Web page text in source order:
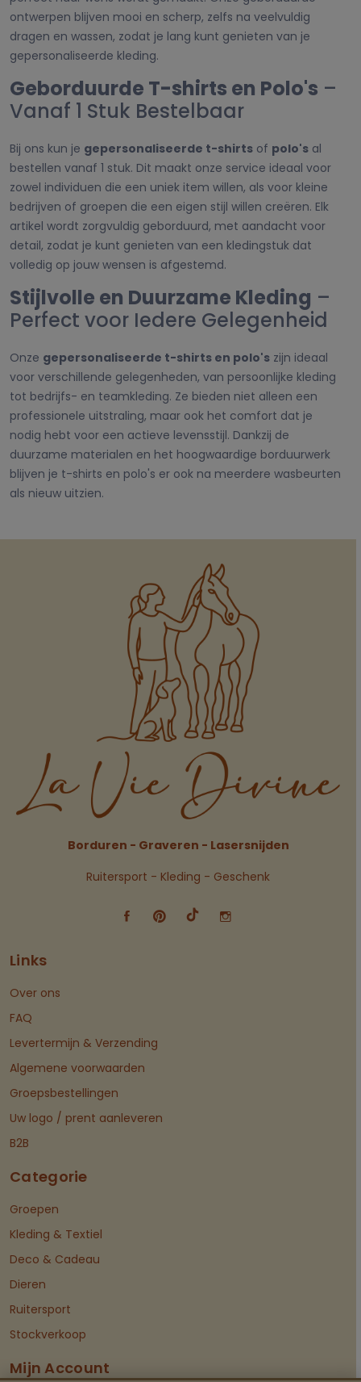
ontwerpen blijven mooi en scherp, zelfs na veelvuldig
dragen en wassen, zodat je lang kunt genieten van je
gepersonaliseerde kleding.
Geborduurde T-shirts en Polo's –
Vanaf 1 Stuk Bestelbaar
Bij ons kun je gepersonaliseerde t-shirts of polo's al
bestellen vanaf 1 stuk. Dit maakt onze service ideaal voor
zowel individuen die een uniek item willen, als voor kleine
bedrijven of groepen die een eigen stijl willen creëren. Elk
artikel wordt zorgvuldig geborduurd, met aandacht voor
detail, zodat je kunt genieten van een kledingstuk dat
volledig op jouw wensen is afgestemd.
Stijlvolle en Duurzame Kleding –
Perfect voor Iedere Gelegenheid
Onze gepersonaliseerde t-shirts en polo's zijn ideaal
voor verschillende gelegenheden, van persoonlijke kleding
tot bedrijfs- en teamkleding. Ze bieden niet alleen een
professionele uitstraling, maar ook het comfort dat je
nodig hebt voor een actieve levensstijl. Dankzij de
duurzame materialen en het hoogwaardige borduurwerk
blijven je t-shirts en polo's er ook na meerdere wasbeurten
als nieuw uitzien.
Borduren - Graveren - Lasersnijden
Ruitersport - Kleding - Geschenk
Links
Over ons
FAQ
Levertermijn & Verzending
Algemene voorwaarden
Groepsbestellingen
Uw logo / prent aanleveren
B2B
Categorie
Groepen
Kleding & Textiel
Deco & Cadeau
Dieren
Ruitersport
Stockverkoop
Mijn Account